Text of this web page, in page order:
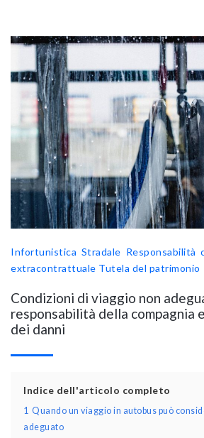
Infortunistica Stradale Responsabilità
extracontrattuale Tutela del patrimonio
Condizioni di viaggio non
responsabilità della compagnia
dei danni
Indice dell'articolo completo
1 Quando un viaggio in autobus può
adeguato